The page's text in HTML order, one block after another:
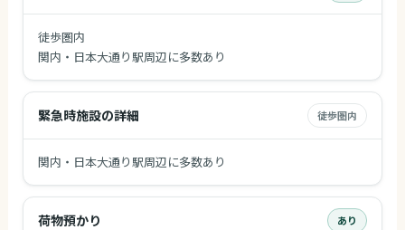
徒歩圏内
関内・日本大通り駅周辺に多数あり
緊急時施設の詳細 徒歩圏内
関内・日本大通り駅周辺に多数あり
荷物預かり あり